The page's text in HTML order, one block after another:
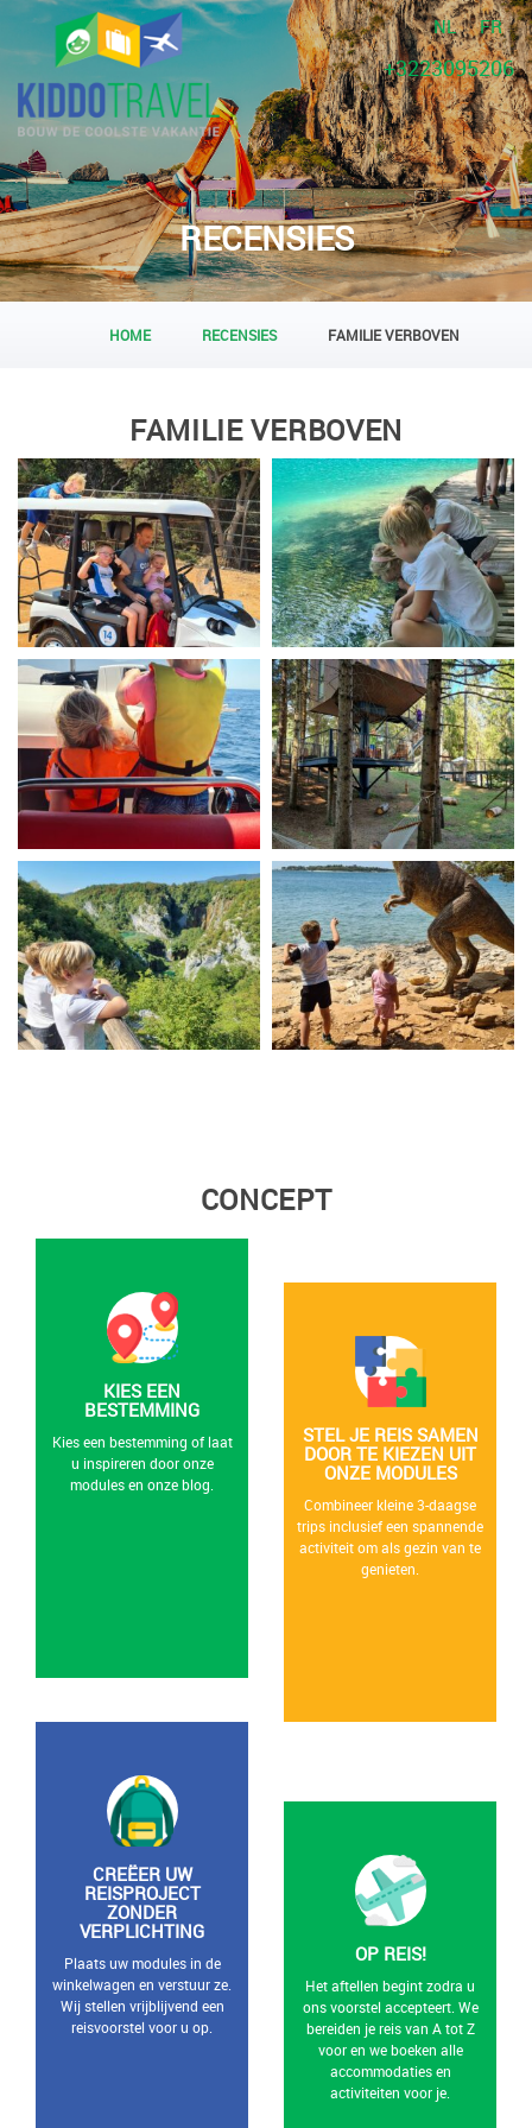
NL FR
+3223095206
RECENSIES
HOME RECENSIES FAMILIE VERBOVEN
FAMILIE VERBOVEN
CONCEPT
KIES EEN
BESTEMMING
Kies een bestemming of laat
u inspireren door onze
modules en onze blog.
STEL JE REIS SAMEN
DOOR TE KIEZEN UIT
ONZE MODULES
Combineer kleine 3-daagse
trips inclusief een spannende
activiteit om als gezin van te
genieten.
CREËER UW
REISPROJECT
ZONDER
VERPLICHTING
Plaats uw modules in de
winkelwagen en verstuur ze.
Wij stellen vrijblijvend een
reisvoorstel voor u op.
OP REIS!
Het aftellen begint zodra u
ons voorstel accepteert. We
bereiden je reis van A tot Z
voor en we boeken alle
accommodaties en
activiteiten voor je.